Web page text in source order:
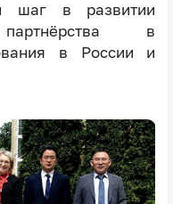
шаг в развитии
партнёрства в
в России и